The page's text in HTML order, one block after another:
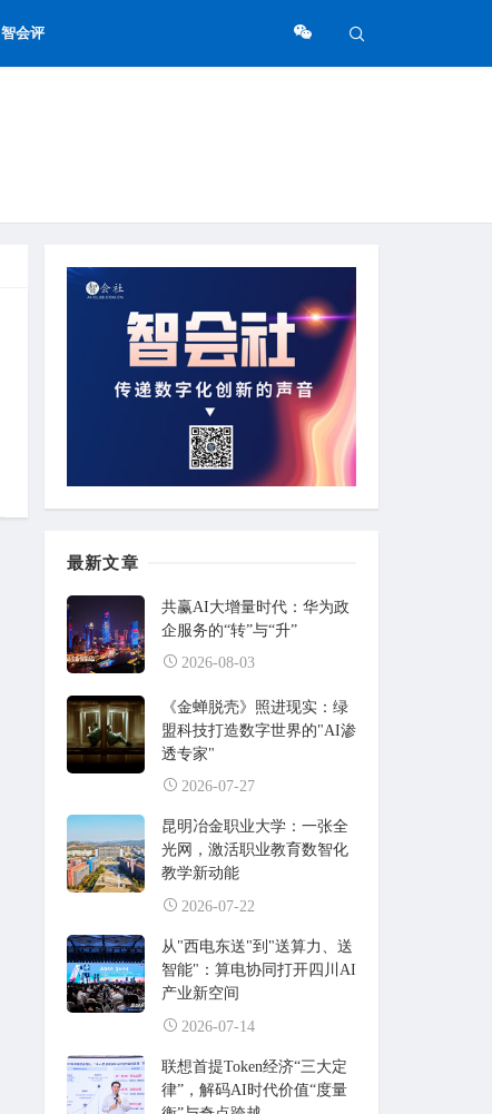
智会评
最新文章
共赢AI大增量时代：华为政
企服务的“转”与“升”
2026-08-03
《金蝉脱壳》照进现实：绿
盟科技打造数字世界的"AI渗
透专家"
2026-07-27
昆明冶金职业大学：一张全
光网，激活职业教育数智化
教学新动能
2026-07-22
从"西电东送"到"送算力、送
智能"：算电协同打开四川AI
产业新空间
2026-07-14
联想首提Token经济“三大定
律”，解码AI时代价值“度量